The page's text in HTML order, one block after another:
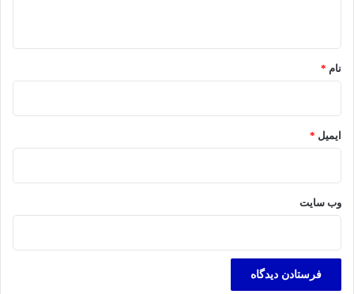
نام *
ایمیل *
وب‌ سایت